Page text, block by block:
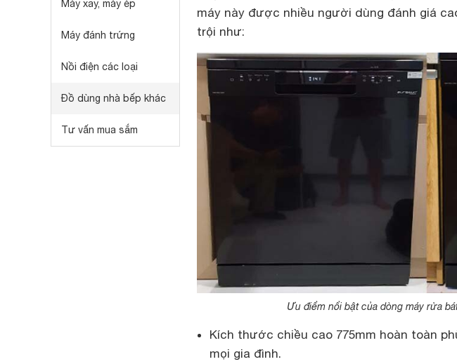
Máy xay, máy ép
Máy đánh trứng
Nồi điện các loại
Đồ dùng nhà bếp khác
Tư vấn mua sắm
máy này được nhiều người dùng đánh giá
trội như:
Ưu điểm nổi bật của dòng máy rửa
Kích thước chiều cao 775mm hoàn toàn
mọi gia đình.